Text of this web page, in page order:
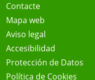
Contacte
Mapa web
Aviso legal
Accesibilidad
Protección de Datos
Política de Cookies